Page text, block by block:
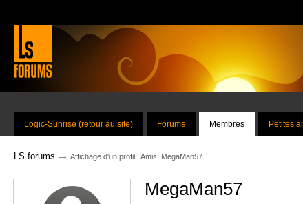
Logic-Sunrise (retour au site) Forums Membres Petites
LS forums → Affichage d'un profil : Amis: MegaMan57
MegaMan57